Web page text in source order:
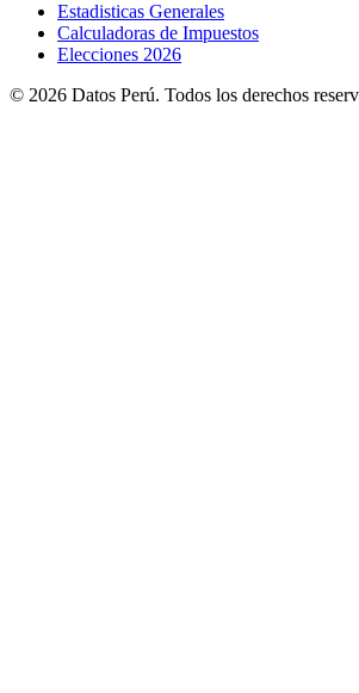
Estadisticas Generales
Calculadoras de Impuestos
Elecciones 2026
© 2026 Datos Perú. Todos los derechos